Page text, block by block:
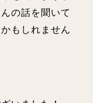
の話を聞いて
もしれません